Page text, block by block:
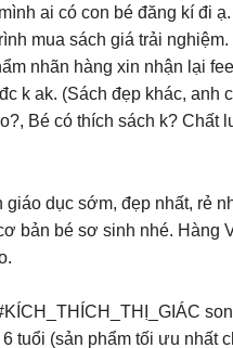
ai có con bé đăng kí đi
mua sách giá trải nghiệm.
nhãn hàng xin nhận lại
k ak. (Sách đẹp khác, anh
Bé có thích sách k? Chất
giáo dục sớm, đẹp nhất, rẻ
bản bé sơ sinh nhé. Hàng
tuổi (sản phẩm tối ưu nhất